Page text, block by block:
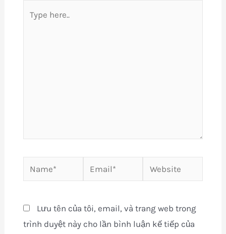
here..
Name* Email* Website
Lưu tên của tôi, email, và trang web trong
trình duyệt này cho lần bình luận kế tiếp của